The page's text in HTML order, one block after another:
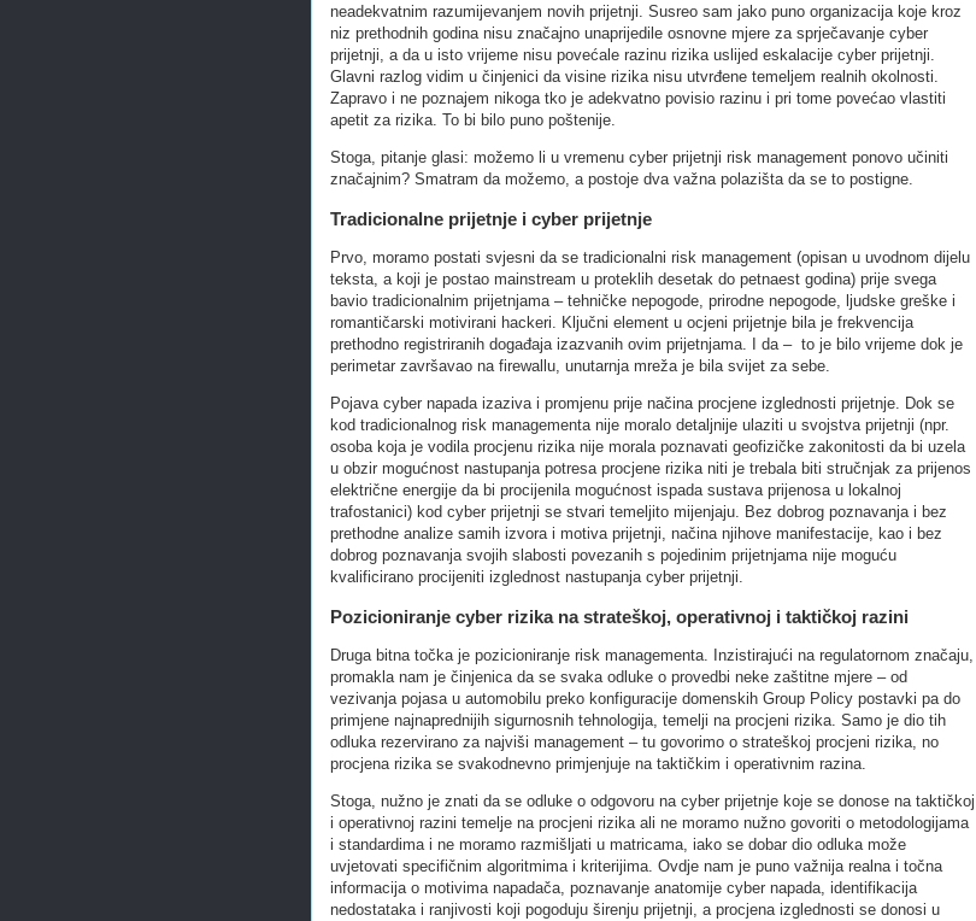
neadekvatnim razumijevanjem novih prijetnji. Susreo sam jako puno organizacija koje kroz
niz prethodnih godina nisu značajno unaprijedile osnovne mjere za sprječavanje cyber
prijetnji, a da u isto vrijeme nisu povećale razinu rizika uslijed eskalacije cyber prijetnji.
Glavni razlog vidim u činjenici da visine rizika nisu utvrđene temeljem realnih okolnosti.
Zapravo i ne poznajem nikoga tko je adekvatno povisio razinu i pri tome povećao vlastiti
apetit za rizika. To bi bilo puno poštenije.
Stoga, pitanje glasi: možemo li u vremenu cyber prijetnji risk management ponovo učiniti
značajnim? Smatram da možemo, a postoje dva važna polazišta da se to postigne.
Tradicionalne prijetnje i cyber prijetnje
Prvo, moramo postati svjesni da se tradicionalni risk management (opisan u uvodnom dijelu
teksta, a koji je postao mainstream u proteklih desetak do petnaest godina) prije svega
bavio tradicionalnim prijetnjama – tehničke nepogode, prirodne nepogode, ljudske greške i
romantičarski motivirani hackeri. Ključni element u ocjeni prijetnje bila je frekvencija
prethodno registriranih događaja izazvanih ovim prijetnjama. I da – to je bilo vrijeme dok je
perimetar završavao na firewallu, unutarnja mreža je bila svijet za sebe.
Pojava cyber napada izaziva i promjenu prije načina procjene izglednosti prijetnje. Dok se
kod tradicionalnog risk managementa nije moralo detaljnije ulaziti u svojstva prijetnji (npr.
osoba koja je vodila procjenu rizika nije morala poznavati geofizičke zakonitosti da bi uzela
u obzir mogućnost nastupanja potresa procjene rizika niti je trebala biti stručnjak za prijenos
električne energije da bi procijenila mogućnost ispada sustava prijenosa u lokalnoj
trafostanici) kod cyber prijetnji se stvari temeljito mijenjaju. Bez dobrog poznavanja i bez
prethodne analize samih izvora i motiva prijetnji, načina njihove manifestacije, kao i bez
dobrog poznavanja svojih slabosti povezanih s pojedinim prijetnjama nije moguću
kvalificirano procijeniti izglednost nastupanja cyber prijetnji.
Pozicioniranje cyber rizika na strateškoj, operativnoj i taktičkoj razini
Druga bitna točka je pozicioniranje risk managementa. Inzistirajući na regulatornom značaju,
promakla nam je činjenica da se svaka odluke o provedbi neke zaštitne mjere – od
vezivanja pojasa u automobilu preko konfiguracije domenskih Group Policy postavki pa do
primjene najnaprednijih sigurnosnih tehnologija, temelji na procjeni rizika. Samo je dio tih
odluka rezervirano za najviši management – tu govorimo o strateškoj procjeni rizika, no
procjena rizika se svakodnevno primjenjuje na taktičkim i operativnim razina.
Stoga, nužno je znati da se odluke o odgovoru na cyber prijetnje koje se donose na taktičkoj
i operativnoj razini temelje na procjeni rizika ali ne moramo nužno govoriti o metodologijama
i standardima i ne moramo razmišljati u matricama, iako se dobar dio odluka može
uvjetovati specifičnim algoritmima i kriterijima. Ovdje nam je puno važnija realna i točna
informacija o motivima napadača, poznavanje anatomije cyber napada, identifikacija
nedostataka i ranjivosti koji pogoduju širenju prijetnji, a procjena izglednosti se donosi u